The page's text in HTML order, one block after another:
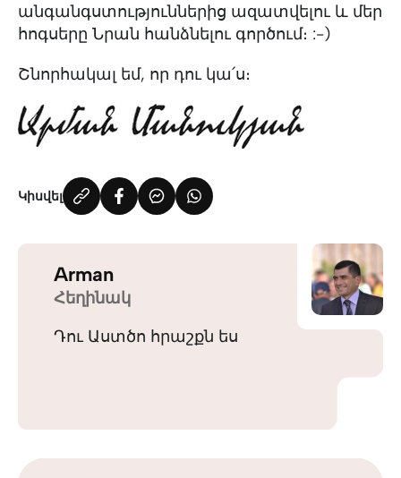
անգանգստություններից ազատվելու և մեր
հոգսերը Նրան հանձնելու գործում։ :-)
Շնորհակալ եմ, որ դու կա՛ս։
Կիսվել
Arman
Հեղինակ
Դու Աստծո հրաշքն ես